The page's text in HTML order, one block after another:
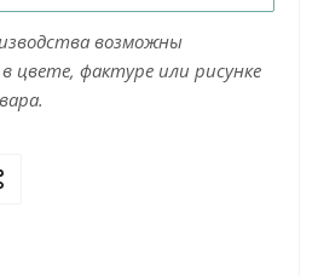
возможны
цвете, фактуре или рисунке